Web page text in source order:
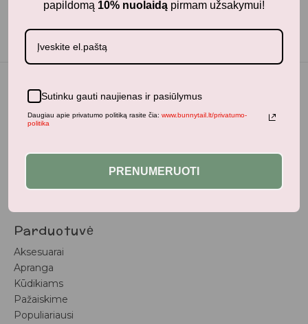
Parduotuvė
Aksesuarai
Apranga
Kūdikiams
Pažaiskime
Populiariausi
papildomą 10% nuolaidą pirmam užsakymui!
Sutinku gauti naujienas ir pasiūlymus
Daugiau apie privatumo politiką rasite čia: www.bunnytail.lt/privatumo-
politika
PRENUMERUOTI